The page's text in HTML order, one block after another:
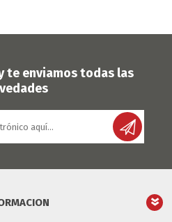
te enviamos todas las